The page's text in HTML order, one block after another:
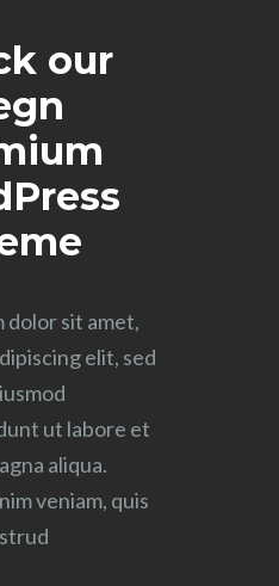
our
dolor sit amet,
elit, sed
ut labore et
aliqua.
veniam, quis